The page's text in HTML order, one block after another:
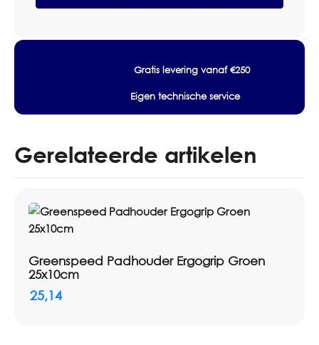
zonder
Gratis levering vanaf €250
Eigen technische service
Gerelateerde artikelen
Greenspeed Padhouder Ergogrip Groen
25x10cm
25,14